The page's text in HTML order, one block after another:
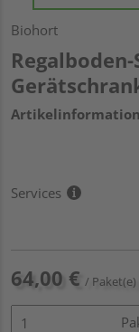
Biohort
Services
64,00 € / Paket(e)